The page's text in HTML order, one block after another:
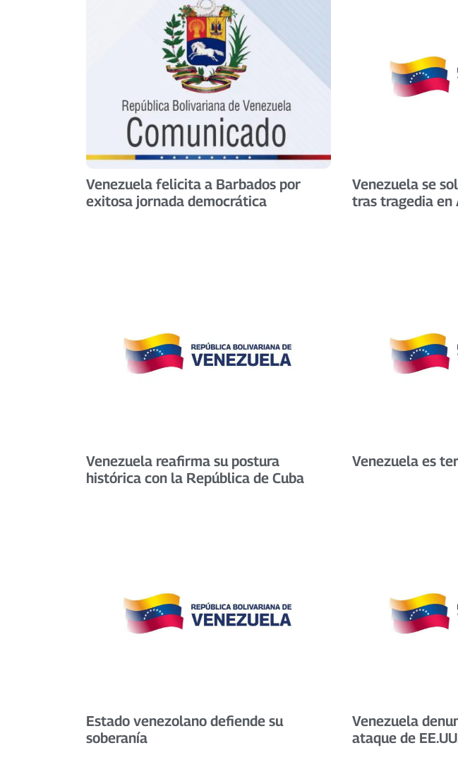
Venezuela felicita a Barbados por
exitosa jornada democrática
Venezuela se
tras tragedia en
Venezuela reafirma su postura
histórica con la República de Cuba
Venezuela es
Estado venezolano defiende su
soberanía
Venezuela
ataque de